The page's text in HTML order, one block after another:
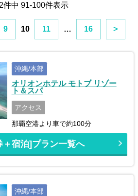
件中 91-100件表示
9 10 11 … 16 >
沖縄/本部
オリオンホテル モトブ リゾー
ト＆スパ
アクセス
那覇空港より車で約100分
＋宿泊]プラン一覧へ
沖縄/本部